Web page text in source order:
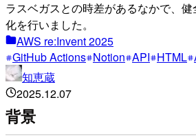
ラスベガスとの時差があるなかで、
化を行いました。
AWS re:Invent 2025
GitHub Actions Notion API HTML
知恵蔵
2025.12.07
背景